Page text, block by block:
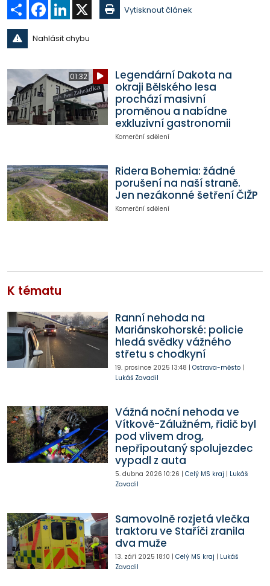
Sdílet Facebook
LinkedIn Vytisknout článek
Nahlásit chybu
01:32
Legendární Dakota na
okraji Bělského lesa
prochází masivní
proměnou a nabídne
exkluzivní gastronomii
Komerční sdělení
Ridera Bohemia: žádné
porušení na naší straně.
Jen nezákonné šetření ČIŽP
Komerční sdělení
K tématu
Ranní nehoda na
Mariánskohorské: policie
hledá svědky vážného
střetu s chodkyní
19. prosince 2025 13:48 | Ostrava-město|
Lukáš Zavadil
Vážná noční nehoda ve
Vítkově-Zálužném, řidič byl
pod vlivem drog,
nepřipoutaný spolujezdec
vypadl z auta
5. dubna 2026 10:26 | Celý MS kraj | Lukáš
Zavadil
Samovolně rozjetá vlečka
traktoru ve Staříči zranila
dva muže
13. září 2025 18:10 | Celý MS kraj | Lukáš
Zavadil